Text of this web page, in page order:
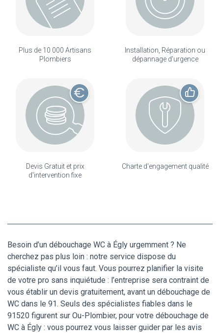
Plus de 10 000 Artisans
Plombiers
Installation, Réparation ou
dépannage d'urgence
Devis Gratuit et prix
d'intervention fixe
Charte d'engagement qualité
Besoin d’un débouchage WC à Égly urgemment ? Ne
cherchez pas plus loin : notre service dispose du
spécialiste qu’il vous faut. Vous pourrez planifier la visite
de votre pro sans inquiétude : l’entreprise sera contraint de
vous établir un devis gratuitement, avant un débouchage de
WC dans le 91. Seuls des spécialistes fiables dans le
91520 figurent sur Ou-Plombier, pour votre débouchage de
WC à Égly : vous pourrez vous laisser guider par les avis